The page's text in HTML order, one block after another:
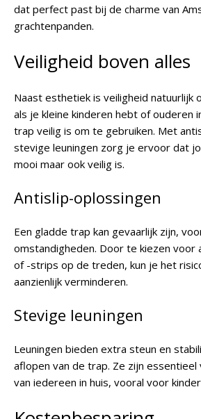
dat perfect past bij de charme van
grachtenpanden.
Veiligheid boven alles
Naast esthetiek is veiligheid natuurlijk
als je kleine kinderen hebt of ouderen
trap veilig is om te gebruiken. Met
stevige leuningen zorg je ervoor dat
mooi maar ook veilig is.
Antislip-oplossingen
Een gladde trap kan gevaarlijk zijn,
omstandigheden. Door te kiezen voor
of -strips op de treden, kun je het
aanzienlijk verminderen.
Stevige leuningen
Leuningen bieden extra steun en
aflopen van de trap. Ze zijn essentieel
van iedereen in huis, vooral voor